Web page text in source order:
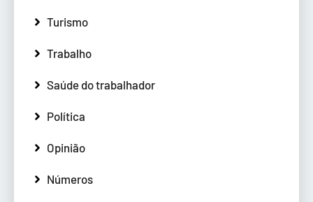
Turismo
Trabalho
Saúde do trabalhador
Política
Opinião
Números